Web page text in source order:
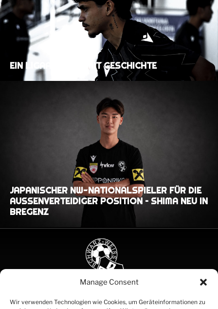
Manage Consent
Wir verwenden Technologien wie Cookies, um Geräteinformationen zu
EIN LIGAAUFTAKT MIT GESCHICHTE
JAPANISCHER NW-NATIONALSPIELER FÜR DIE
AUSSENVERTEIDIGER POSITION – SHIMA NEU IN B
REGENZ
SCHWARZ